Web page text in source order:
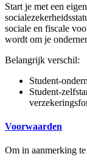
Start je met een
sociale en fiscale
wordt om je
Belangrijk verschil:
Student-
Student-
Voorwaarden
Om in aanmerking